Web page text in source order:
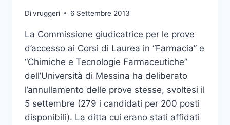
Divruggeri 6 Settembre 2013
La Commissione giudicatrice per le prove
d’accesso ai Corsi di Laurea in “Farmacia” e
“Chimiche e Tecnologie Farmaceutiche”
dell’Università di Messina ha deliberato
l’annullamento delle prove stesse, svoltesi il
5 settembre (279 i candidati per 200 posti
disponibili). La ditta cui erano stati affidati